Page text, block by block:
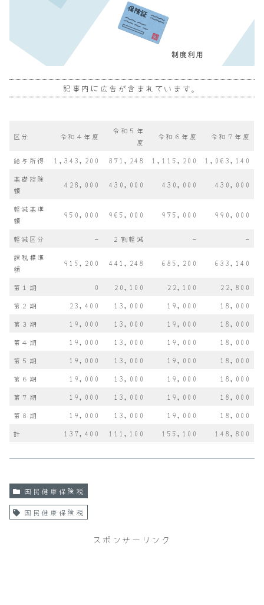
記事内に広告が含まれています。
区分 令和４年度
令和５年
度
令和６年度 令和７年度
給与所得 1,343,200 871,248 1,115,200
1,063,140
基礎控除
額
428,000 430,000 430,000 430,000
軽減基準
額
950,000 965,000 975,000 990,000
軽減区分 – ２割軽減 –
–
課税標準
額
915,200 441,248 685,200 633,140
第１期 0 20,100 22,100
22,800
第２期
23,400 13,000 19,000
18,000
第３期
19,000 13,000 19,000
18,000
第４期
19,000 13,000 19,000
18,000
第５期
19,000 13,000 19,000
18,000
第６期
19,000 13,000 19,000
18,000
第７期
19,000 13,000 19,000
18,000
第８期
19,000 13,000 19,000
18,000
計
137,400 111,100 155,100 148,800
国民健康保険税
国民健康保険税
スポンサーリンク